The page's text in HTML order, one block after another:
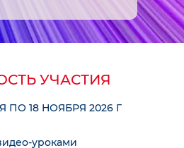
УЧАСТИЯ
уроками
ПО 18 НОЯБРЯ 2026 Г